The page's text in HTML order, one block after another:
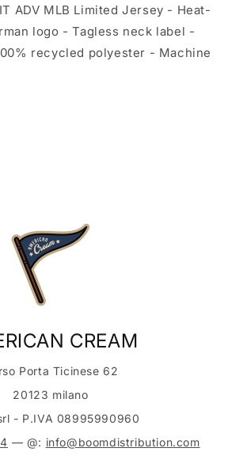
ADV MLB Limited Jersey - Heat-
logo - Tagless neck label -
recycled polyester - Machine
CREAM
Porta Ticinese 62
20123 milano
- P.IVA 08995990960
— @: info@boomdistribution.com